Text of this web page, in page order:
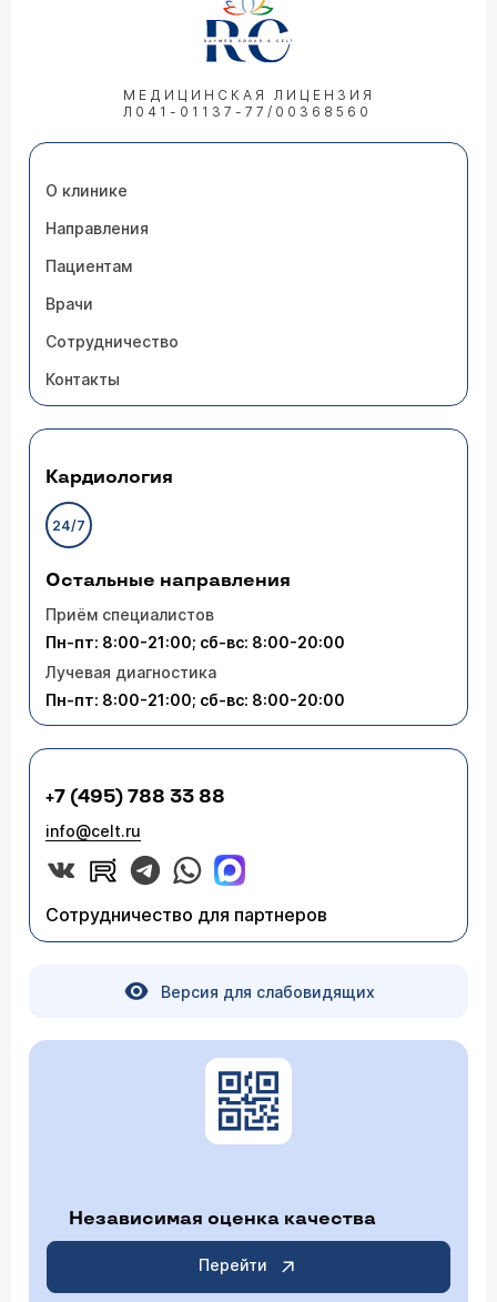
МЕДИЦИНСКАЯ ЛИЦЕНЗИЯ
Л041-01137-77/00368560
О клинике
Направления
Пациентам
Врачи
Сотрудничество
Контакты
Кардиология
24/7
Остальные направления
Приём специалистов
Пн-пт: 8:00-21:00; сб-вс: 8:00-20:00
Лучевая диагностика
Пн-пт: 8:00-21:00; сб-вс: 8:00-20:00
+7 (495) 788 33 88
info@celt.ru
Сотрудничество для партнеров
Версия для слабовидящих
Независимая оценка качества
Перейти